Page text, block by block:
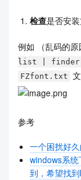
检查是否安装
例如 （乱码的
list | finder
FZfont.txt
参考
一个困扰好
windows系
到，希望找